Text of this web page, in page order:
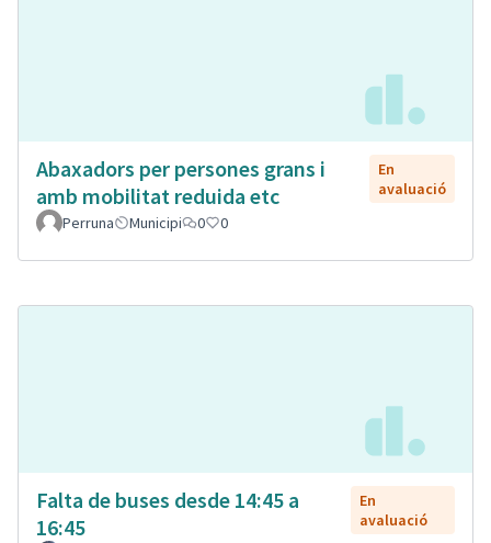
Abaxadors per persones grans i
amb mobilitat reduida etc
En
avaluació
Perruna
Municipi 0 0
Falta de buses desde 14:45 a
16:45
En
avaluació